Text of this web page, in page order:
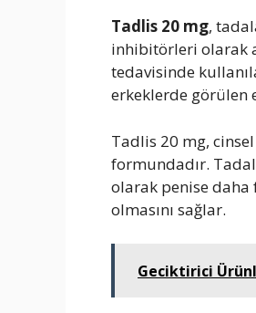
Tadlis 20 mg,
inhibitörleri olarak
tedavisinde
erkeklerde görülen
Tadlis 20 mg,
formundadır.
olarak penise daha
olmasını sağlar.
Geciktirici